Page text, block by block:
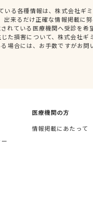
いる各種情報は、株式会社ギ
出来るだけ正確な情報掲載に
れている医療機関へ受診を
た損害について、株式会社
場合には、お手数ですがお
医療機関の方
情報掲載にあたって